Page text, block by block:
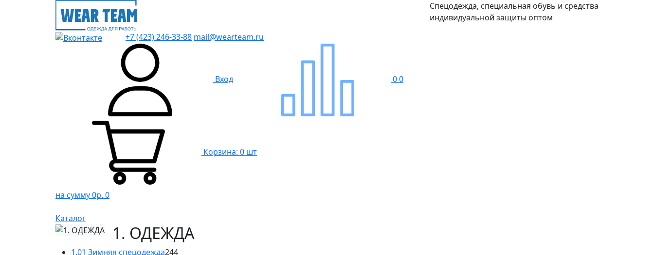
Спецодежда, специальная обувь и средства
индивидуальной защиты оптом
+7 (423) 246-33-88 mail@wearteam.ru
Вход 00
Корзина: 0 шт
на сумму 0р. 0
Каталог
1. ОДЕЖДА
1.01 Зимняя спецодежда244